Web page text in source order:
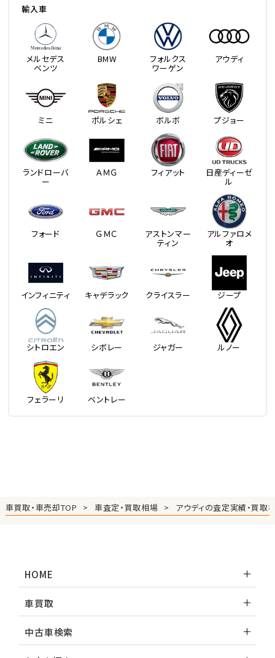
輸入車
メルセデス
ベンツ
BMW フォルクス
ワーゲン
アウディ
ミニ ポルシェ ボルボ プジョー
ランドローバ
ー
ＡＭＧ フィアット 日産ディーゼ
ル
フォード ＧＭＣ アストンマー
ティン
アルファロメ
オ
インフィニティ キャデラック クライスラー ジープ
シトロエン シボレー ジャガー ルノー
フェラーリ ベントレー
車買取・車売却TOP 車査定・買取相場 アウディの査定実績・買取
HOME
車買取
中古車検索